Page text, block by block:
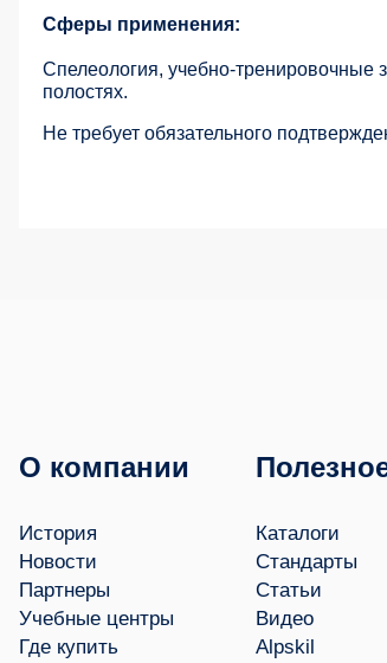
Сферы применения:
Спелеология, учебно-тренировочные
полостях.
Не требует обязательного
О компании
История
Новости
Партнеры
Учебные центры
Где купить
Каталоги
Стандарты
Статьи
Видео
Alpskil